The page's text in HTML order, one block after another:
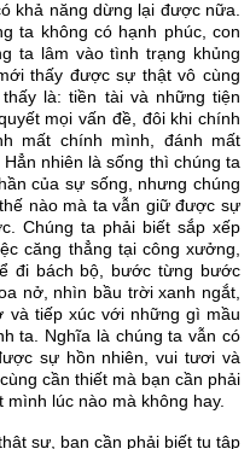
khả năng dừng lại được nữa.
ta không có hạnh phúc, con
ta lâm vào tình trạng khủng
thấy được sự thật vô cùng
là: tiền tài và những tiện
mọi vấn đề, đôi khi chính
mất chính mình, đánh mất
nhiên là sống thì chúng ta
của sự sống, nhưng chúng
nào mà ta vẫn giữ được sự
Chúng ta phải biết sắp xếp
căng thẳng tại công xưởng,
đi bách bộ, bước từng bước
nở, nhìn bầu trời xanh ngắt,
và tiếp xúc với những gì mầu
ta. Nghĩa là chúng ta vẫn có
sự hồn nhiên, vui tươi và
cần thiết mà bạn cần phải
lúc nào mà không hay.
sự, bạn cần phải biết tu tập